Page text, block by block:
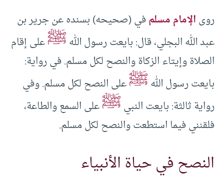
روىالإمام مسلمفي (صحيحه) بسنده عن جرير بن
عبد الله البجلي، قال: بايعت رسول اللهﷺعلى إقام
الصلاة وإيتاء الزكاة والنصح لكل مسلم. في رواية:
بايعت رسول اللهﷺعلى النصح لكل مسلم. وفي
رواية ثالثة: بايعت النبيﷺعلى السمع والطاعة،
فلقنني فيما استطعت والنصح لكل مسلم.
النصح في حياة الأنبياء